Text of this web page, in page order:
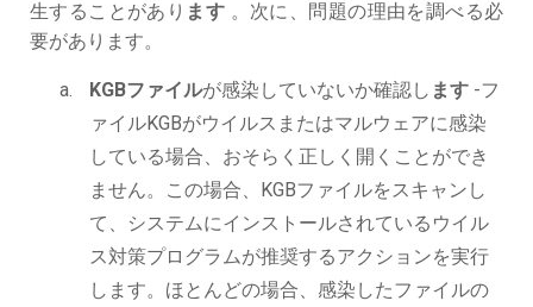
生することがあり ます 。次に、問題の理由を調べる必
要があります。
KGBファイルが感染していないか確認し ます -フ
ァイルKGBがウイルスまたはマルウェアに感染
している場合、おそらく正しく開くことができ
ません。この場合、KGBファイルをスキャンし
て、システムにインストールされているウイル
ス対策プログラムが推奨するアクションを実行
します。ほとんどの場合、感染したファイルの